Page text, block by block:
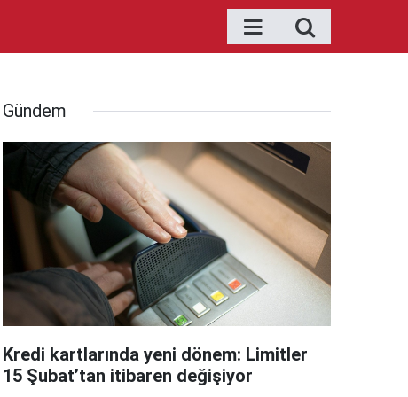
Gündem
Kredi kartlarında yeni dönem: Limitler
15 Şubat’tan itibaren değişiyor